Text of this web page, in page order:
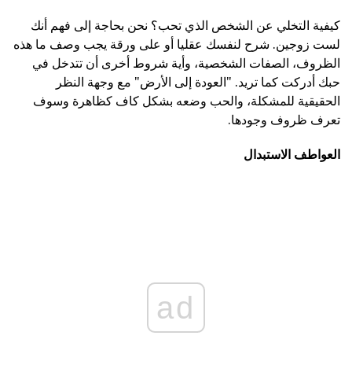
كيفية التخلي عن الشخص الذي تحب؟ نحن بحاجة إلى فهم أنك
لست زوجين. شرح لنفسك عقليا أو على ورقة يجب وصف ما هذه
الظروف، الصفات الشخصية، وأية شروط أخرى أن تتدخل في
حبك أدركت كما تريد. "العودة إلى الأرض" مع وجهة النظر
الحقيقية للمشكلة، والحب وضعه بشكل كاف كظاهرة وسوف
تعرف ظروف وجودها.
العواطف الاستبدال
ad